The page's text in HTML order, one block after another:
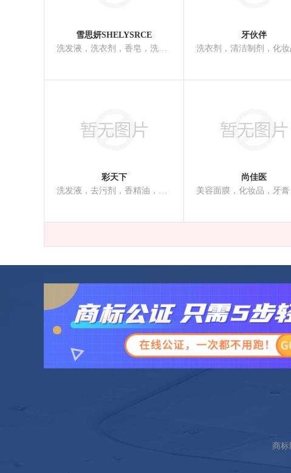
雪思妍SHELYSRCE
洗发液，洗衣剂，香皂，洗面奶，洗洁精，香精油，化妆品，去斑霜，牙膏，鞋油
牙伙伴
彩天下
洗发液，去污剂，香精油，牙膏，香，空气芳香剂
尚佳医
商标